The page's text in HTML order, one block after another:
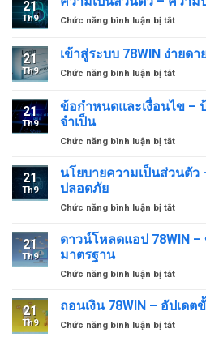
อย่าง
รับ
ชอบ
สิทธิ
เดียว
เล่น
21
Th9 Chức năng bình luận bị tắtở
ส่วน
ตัว
ความ
21
Th9
เข้าสู่ระบบ 78WIN ง่ายด
Chức năng bình luận bị tắtở
ระบบ
ง่ายดาย
อัปเดต
21
Th9
ข้อกำหนดและเงื่อนไข –
จำเป็น
Chức năng bình luận bị tắtở
กำหนด
–
การ
ที่
จำเป็น
21
Th9
นโยบายความเป็นส่วนตั
ปลอดภัย
Chức năng bình luận bị tắtở
ความ
ตัว
กุญแจ
การ
21
Th9
ดาวน์โหลดแอป 78WIN
มาตรฐาน
Chức năng bình luận bị tắtở
โหลด
78WIN
21
Th9
ถอนเงิน 78WIN – อัปเด
Chức năng bình luận bị tắtở